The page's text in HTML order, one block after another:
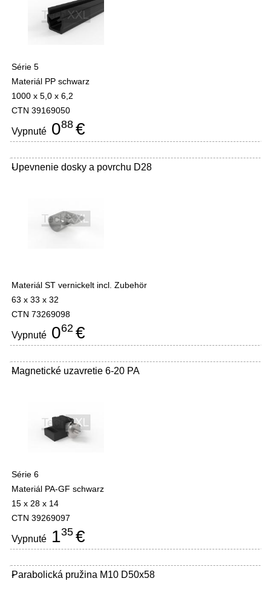
Série 5
Materiál PP schwarz
1000 x 5,0 x 6,2
CTN 39169050
Vypnuté 088 €
Upevnenie dosky a povrchu D28
-
Materiál ST vernickelt incl. Zubehör
63 x 33 x 32
CTN 73269098
Vypnuté 062 €
Magnetické uzavretie 6-20 PA
-
Série 6
Materiál PA-GF schwarz
15 x 28 x 14
CTN 39269097
Vypnuté 135 €
Parabolická pružina M10 D50x58
-